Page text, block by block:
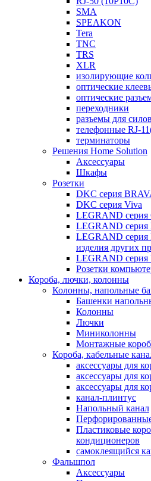
SMA
SPEAKON
Tera
TNC
TRS
XLR
изолирующие
оптические
оптические
переходники
разъемы для
телефонные RJ-
терминаторы
Решения Home Solution
Аксессуары
Шкафы
Розетки
DKC серия
DKC серия Viva
LEGRAND серия
LEGRAND серия
LEGRAND серия
изделия других
LEGRAND серия
Розетки
Короба, лючки, колонны
Колонны, напольные
Башенки
Колонны
Лючки
Миниколонны
Монтажные
Короба, кабельные
аксессуары для
аксессуары для
аксессуары для
канал-плинтус
Напольный канал
Пластиковые
кондиционеров
самоклеящийся
Фальшпол
Аксессуары